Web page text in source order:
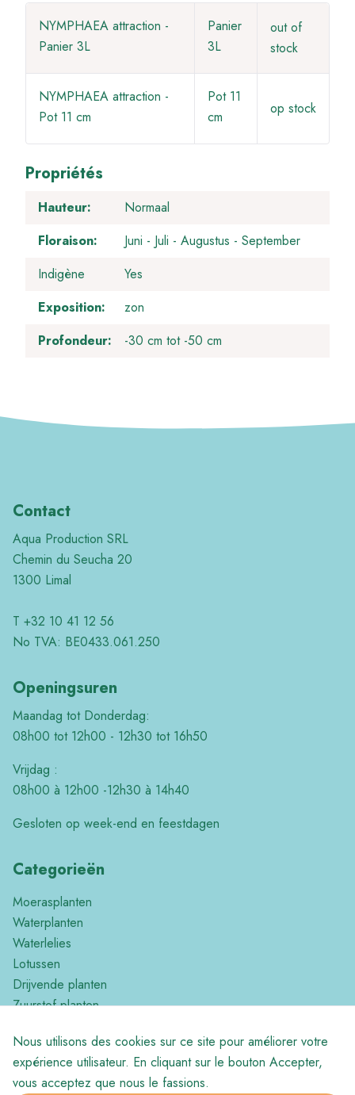
NYMPHAEA attraction -
Panier 3L
Panier
3L
out of
stock
NYMPHAEA attraction -
Pot 11 cm
Pot 11
cm
op stock
Propriétés
Hauteur
Normaal
Floraison
Juni Juli Augustus
September
Indigène
Yes
Exposition
zon
Profondeur
-30 cm tot -50 cm
Contact
Aqua Production SRL
Chemin du Seucha 20
1300 Limal
T +32 10 41 12 56
No TVA: BE0433.061.250
Openingsuren
Maandag tot Donderdag:
08h00 tot 12h00 - 12h30 tot 16h50
Vrijdag :
08h00 à 12h00 -12h30 à 14h40
Gesloten op week-end en feestdagen
Categorieën
Moerasplanten
Waterplanten
Waterlelies
Lotussen
Drijvende planten
Zuurstof planten
Divers
Nous utilisons des cookies sur ce site pour améliorer votre
expérience utilisateur. En cliquant sur le bouton Accepter,
vous acceptez que nous le fassions.